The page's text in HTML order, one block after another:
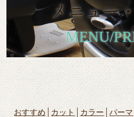
メニュー
MENU/
おすすめ カット カラー パーマ